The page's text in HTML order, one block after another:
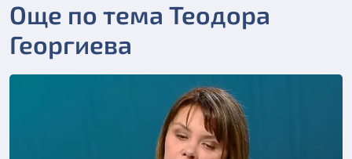
Още по тема Теодора
Георгиева